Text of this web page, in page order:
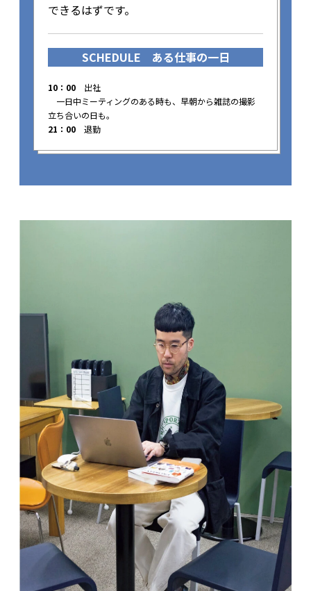
できるはずです。
SCHEDULE ある仕事の一日
10：00出社
一日中ミーティングのある時も、早朝から雑誌の撮影
立ち合いの日も。
21：00退勤